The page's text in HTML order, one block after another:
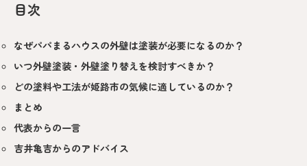
目次
なぜパパまるハウスの外壁は塗装が必要になるのか？
いつ外壁塗装・外壁塗り替えを検討すべきか？
どの塗料や工法が姫路市の気候に適しているのか？
まとめ
代表からの一言
吉井亀吉からのアドバイス